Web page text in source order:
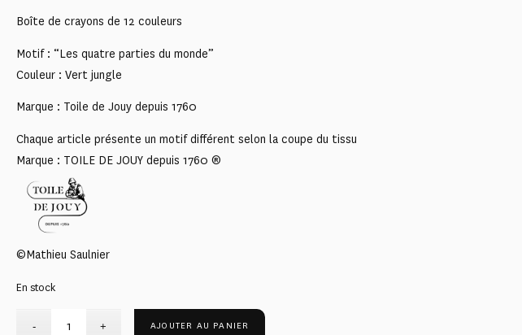
Boîte de crayons de 12 couleurs
Motif : “Les quatre parties du monde”
Couleur : Vert jungle
Marque : Toile de Jouy depuis 1760
Chaque article présente un motif différent selon la coupe du tissu
Marque : TOILE DE JOUY depuis 1760 ®
©Mathieu Saulnier
En stock
AJOUTER AU PANIER